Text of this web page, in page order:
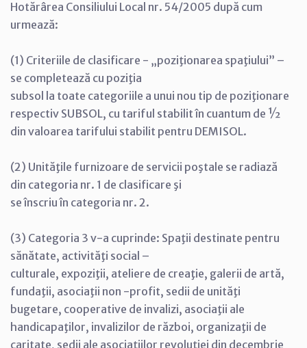
Hotărârea Consiliului Local nr. 54/2005 după cum
urmează:
(1) Criteriile de clasificare - „poziţionarea spaţiului” –
se completează cu poziţia
subsol la toate categoriile a unui nou tip de poziţionare
respectiv SUBSOL, cu tariful stabilit în cuantum de ½
din valoarea tarifului stabilit pentru DEMISOL.
(2) Unităţile furnizoare de servicii poştale se radiază
din categoria nr. 1 de clasificare şi
se înscriu în categoria nr. 2.
(3) Categoria 3 v-a cuprinde: Spaţii destinate pentru
sănătate, activităţi social –
culturale, expoziţii, ateliere de creaţie, galerii de artă,
fundaţii, asociaţii non -profit, sedii de unităţi
bugetare, cooperative de invalizi, asociaţii ale
handicapaţilor, invalizilor de război, organizaţii de
caritate, sedii ale asociaţiilor revoluţiei din decembrie